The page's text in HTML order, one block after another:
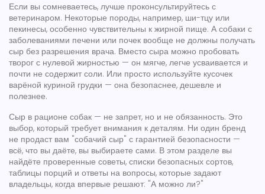
Если вы сомневаетесь, лучше проконсультируйтесь с
ветеринаром. Некоторые породы, например, ши-тцу или
пекинесы, особенно чувствительны к жирной пище. А собаки с
заболеваниями печени или почек вообще не должны получать
сыр без разрешения врача. Вместо сыра можно пробовать
творог с нулевой жирностью — он мягче, легче усваивается и
почти не содержит соли. Или просто используйте кусочек
варёной куриной грудки — она безопаснее, дешевле и
полезнее.
Сыр в рационе собак — не запрет, но и не обязанность. Это
выбор, который требует внимания к деталям. Ни один бренд
не продаст вам "собачий сыр" с гарантией безопасности —
всё, что вы даёте, вы выбираете сами. В этом разделе вы
найдёте проверенные советы, списки безопасных сортов,
таблицы порций и ответы на вопросы, которые задают
владельцы, когда впервые решают: "А можно ли?"